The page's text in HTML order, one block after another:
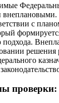
с
подхода.
решения
проверки: